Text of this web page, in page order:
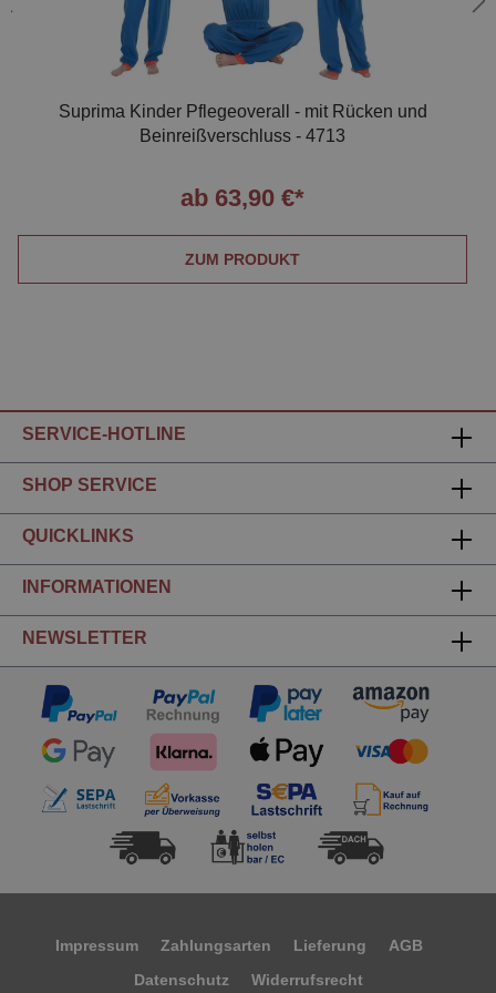
Suprima Kinder Pflegeoverall - mit Rücken und
Beinreißverschluss - 4713
ab 63,90 €*
ZUM PRODUKT
SERVICE-HOTLINE
SHOP SERVICE
QUICKLINKS
INFORMATIONEN
NEWSLETTER
Impressum Zahlungsarten Lieferung
AGB
Datenschutz
Widerrufsrecht